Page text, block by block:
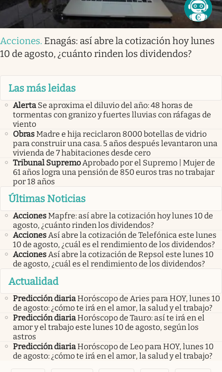
Acciones. Enagás: así abre la cotización hoy lunes
10 de agosto, ¿cuánto rinden los dividendos?
Las más leidas
Alerta Se aproxima el diluvio del año: 48 horas de
tormentas con granizo y fuertes lluvias con ráfagas de
viento
ObrasMadre e hija reciclaron 8000 botellas de vidrio
para construir una casa. 5 años después levantaron una
vivienda de 7 habitaciones desde cero
Tribunal SupremoAprobado por el Supremo | Mujer de
61 años logra una pensión de 850 euros tras no trabajar
por 18 años
Últimas Noticias
AccionesMapfre: así abre la cotización hoy lunes 10 de
agosto, ¿cuánto rinden los dividendos?
AccionesAsí abre la cotización de Telefónica este lunes
10 de agosto, ¿cuál es el rendimiento de los dividendos?
AccionesAsí abre la cotización de Repsol este lunes 10
de agosto, ¿cuál es el rendimiento de los dividendos?
Actualidad
Predicción diariaHoróscopo de Aries para HOY, lunes 10
de agosto: ¿cómo te irá en el amor, la salud y el trabajo?
Predicción diariaHoróscopo de Tauro: así te irá en el
amor y el trabajo este lunes 10 de agosto, según los
astros
Predicción diariaHoróscopo de Leo para HOY, lunes 10
de agosto: ¿cómo te irá en el amor, la salud y el trabajo?